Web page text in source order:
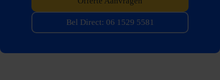
Bel Direct: 06 1529 5581